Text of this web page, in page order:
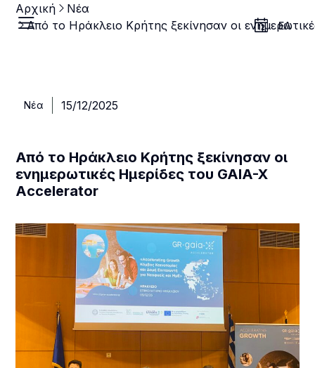
ΕΛ
Αρχική Νέα
Νέα 15/12/2025
Από το Ηράκλειο Κρήτης ξεκίνησαν οι
ενημερωτικές Ημερίδες του GAIA-X
Accelerator